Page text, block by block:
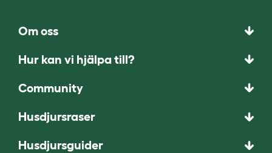
Om oss
Hur kan vi hjälpa till?
Community
Husdjursraser
Husdjursguider